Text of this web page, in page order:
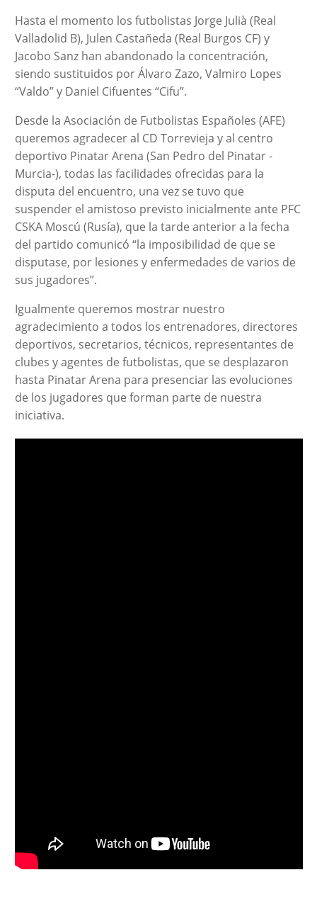
Hasta el momento los futbolistas Jorge Julià (Real
Valladolid B), Julen Castañeda (Real Burgos CF) y
Jacobo Sanz han abandonado la concentración,
siendo sustituidos por Álvaro Zazo, Valmiro Lopes
“Valdo” y Daniel Cifuentes “Cifu”.
Desde la Asociación de Futbolistas Españoles (AFE)
queremos agradecer al CD Torrevieja y al centro
deportivo Pinatar Arena (San Pedro del Pinatar -
Murcia-), todas las facilidades ofrecidas para la
disputa del encuentro, una vez se tuvo que
suspender el amistoso previsto inicialmente ante PFC
CSKA Moscú (Rusía), que la tarde anterior a la fecha
del partido comunicó “la imposibilidad de que se
disputase, por lesiones y enfermedades de varios de
sus jugadores”.
Igualmente queremos mostrar nuestro
agradecimiento a todos los entrenadores, directores
deportivos, secretarios, técnicos, representantes de
clubes y agentes de futbolistas, que se desplazaron
hasta Pinatar Arena para presenciar las evoluciones
de los jugadores que forman parte de nuestra
iniciativa.